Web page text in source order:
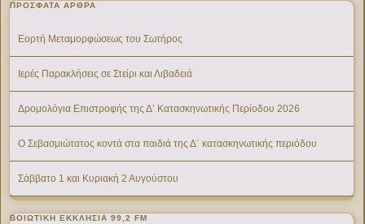
ΠΡΌΣΦΑΤΑ ΆΡΘΡΑ
Εορτή Μεταμορφώσεως του Σωτήρος
Ιερές Παρακλήσεις σε Στείρι και Λιβαδειά
Δρομολόγια Επιστροφής της Δ’ Κατασκηνωτικής Περίοδου 2026
Ο Σεβασμιώτατος κοντά στα παιδιά της Δ΄ κατασκηνωτικής περιόδου
Σάββατο 1 και Κυριακή 2 Αυγούστου
ΒΟΙΩΤΙΚΉ ΕΚΚΛΗΣΊΑ 99,2 FM